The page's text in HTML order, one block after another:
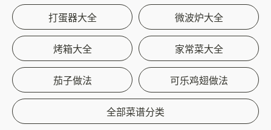
打蛋器大全 微波炉大全
烤箱大全 家常菜大全
茄子做法 可乐鸡翅做法
全部菜谱分类